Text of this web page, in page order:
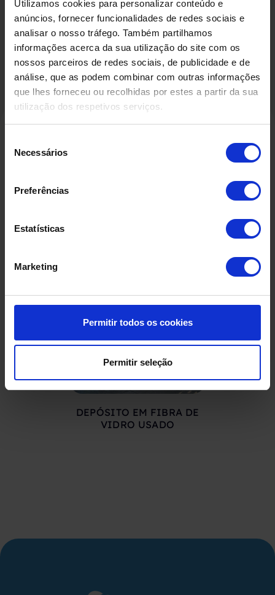
Utilizamos cookies para personalizar conteúdo e
anúncios, fornecer funcionalidades de redes sociais e
analisar o nosso tráfego. Também partilhamos
informações acerca da sua utilização do site com os
nossos parceiros de redes sociais, de publicidade e de
análise, que as podem combinar com outras informações
que lhes forneceu ou recolhidas por estes a partir da sua
utilização dos respetivos serviços.
Necessários
Preferências
Estatísticas
Marketing
Permitir todos os cookies
Permitir seleção
Produtos Relacionados
DEPÓSITO EM FIBRA DE
VIDRO USADO